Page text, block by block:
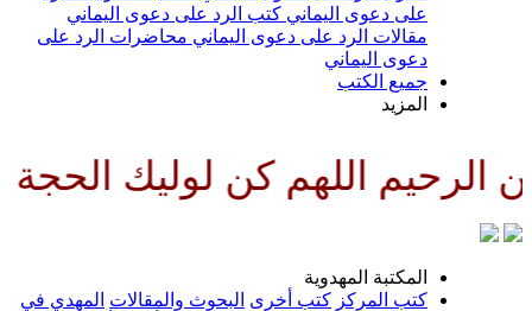
دعوى اليماني كتب الرد على دعوى اليماني
الرد على دعوى اليماني محاضرات الرد على
كن لوليك الحجة بن
المهدوية
كتب أخرى البحوث والمقالات المهدي في